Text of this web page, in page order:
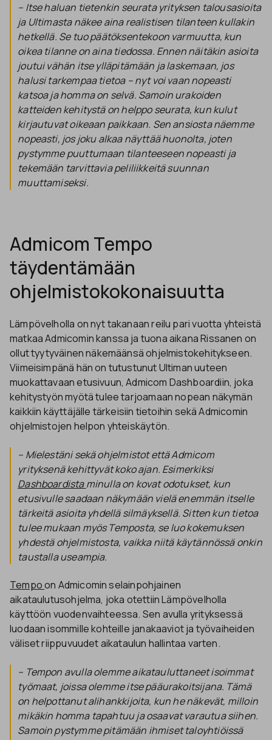
– Itse haluan tietenkin seurata yrityksen talousasioita
ja Ultimasta näkee aina realistisen tilanteen kullakin
hetkellä. Se tuo päätöksentekoon varmuutta, kun
oikea tilanne on aina tiedossa. Ennen näitäkin asioita
joutui vähän itse ylläpitämään ja laskemaan, jos
halusi tarkempaa tietoa – nyt voi vaan nopeasti
katsoa ja homma on selvä. Samoin urakoiden
katteiden kehitystä on helppo seurata, kun kulut
kirjautuvat oikeaan paikkaan. Sen ansiosta näemme
nopeasti, jos joku alkaa näyttää huonolta, joten
pystymme puuttumaan tilanteeseen nopeasti ja
tekemään tarvittavia peliliikkeitä suunnan
muuttamiseksi.
Admicom Tempo
täydentämään
ohjelmistokokonaisuutta
Lämpövelholla on nyt takanaan reilu pari vuotta yhteistä
matkaa Admicomin kanssa ja tuona aikana Rissanen on
ollut tyytyväinen näkemäänsä ohjelmistokehitykseen.
Viimeisimpänä hän on tutustunut Ultiman uuteen
muokattavaan etusivuun, Admicom Dashboardiin, joka
kehitystyön myötä tulee tarjoamaan nopean näkymän
kaikkiin käyttäjälle tärkeisiin tietoihin sekä Admicomin
ohjelmistojen helpon yhteiskäytön.
– Mielestäni sekä ohjelmistot että Admicom
yrityksenä kehittyvät koko ajan. Esimerkiksi
Dashboardistaminulla on kovat odotukset, kun
etusivulle saadaan näkymään vielä enemmän itselle
tärkeitä asioita yhdellä silmäyksellä. Sitten kun tietoa
tulee mukaan myös Temposta, se luo kokemuksen
yhdestä ohjelmistosta, vaikka niitä käytännössä onkin
taustalla useampia.
Tempoon Admicomin selainpohjainen
aikataulutusohjelma, joka otettiin Lämpövelholla
käyttöön vuodenvaihteessa. Sen avulla yrityksessä
luodaan isommille kohteille janakaaviot ja työvaiheiden
väliset riippuvuudet aikataulun hallintaa varten.
– Tempon avullaolemme aikatauluttaneet isoimmat
työmaat, joissa olemme itse pääurakoitsijana. Tämä
on helpottanut alihankkijoita, kun he näkevät, milloin
mikäkin homma tapahtuu ja osaavat varautua siihen.
Samoin pystymme pitämään ihmiset taloyhtiöissä